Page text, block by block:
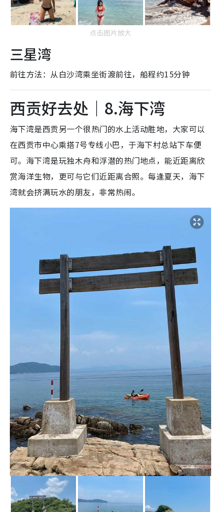
点击图片放大
三星湾
前往方法：从白沙湾乘坐街渡前往，船程约15分钟
西贡好去处｜8.海下湾
海下湾是西贡另一个很热门的水上活动胜地，大家可以
在西贡市中心乘搭7号专线小巴，于海下村总站下车便
可。海下湾是玩独木舟和浮潜的热门地点，能近距离欣
赏海洋生物，更可与它们近距离合照。每逢夏天，海下
湾就会挤满玩水的朋友，非常热闹。